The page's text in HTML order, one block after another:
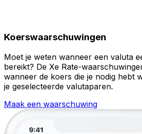
Koerswaarschuwingen
Moet je weten wanneer een valuta
bereikt? De Xe Rate-
wanneer de koers die je nodig hebt
je geselecteerde valutaparen.
Maak een waarschuwing